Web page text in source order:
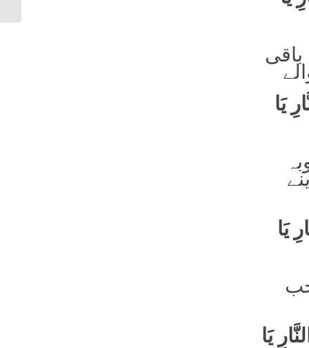
باقی
یَا
یَا
یَا